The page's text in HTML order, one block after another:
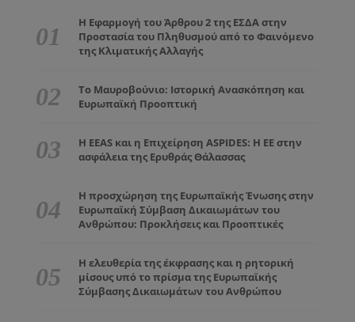
Η Εφαρμογή του Άρθρου 2 της ΕΣΔΑ στην
Προστασία του Πληθυσμού από το Φαινόμενο
της Κλιματικής Αλλαγής
Το Μαυροβούνιο: Ιστορική Ανασκόπηση και
Ευρωπαϊκή Προοπτική
Η EEAS και η Επιχείρηση ASPIDES: Η ΕΕ στην
ασφάλεια της Ερυθράς Θάλασσας
Η προσχώρηση της Ευρωπαϊκής Ένωσης στην
Ευρωπαϊκή Σύμβαση Δικαιωμάτων του
Ανθρώπου: Προκλήσεις και Προοπτικές
Η ελευθερία της έκφρασης και η ρητορική
μίσους υπό το πρίσμα της Ευρωπαϊκής
Σύμβασης Δικαιωμάτων του Ανθρώπου